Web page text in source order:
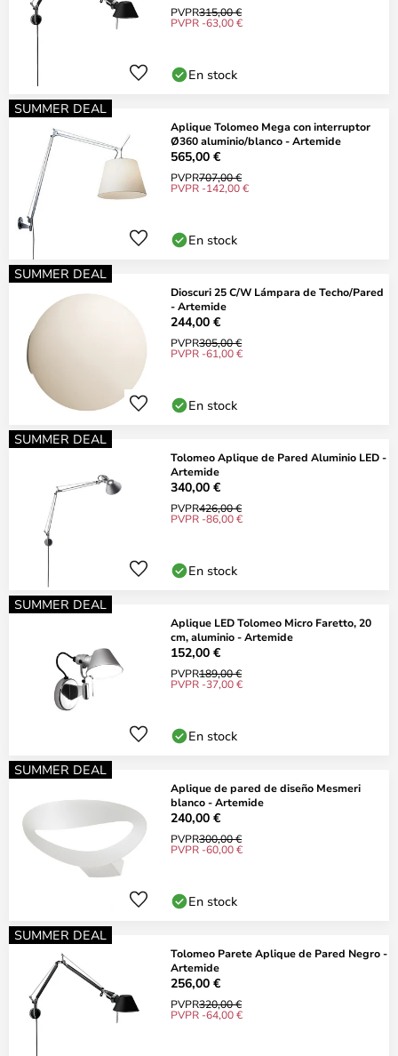
PVPR315,00 €
PVPR -63,00 €
En stock
SUMMER DEAL
Aplique Tolomeo Mega con interruptor
Ø360 aluminio/blanco - Artemide
565,00 €
PVPR707,00 €
PVPR -142,00 €
En stock
SUMMER DEAL
Dioscuri 25 C/W Lámpara de Techo/Pared
- Artemide
244,00 €
PVPR305,00 €
PVPR -61,00 €
En stock
SUMMER DEAL
Tolomeo Aplique de Pared Aluminio LED -
Artemide
340,00 €
PVPR426,00 €
PVPR -86,00 €
En stock
SUMMER DEAL
Aplique LED Tolomeo Micro Faretto, 20
cm, aluminio - Artemide
152,00 €
PVPR189,00 €
PVPR -37,00 €
En stock
SUMMER DEAL
Aplique de pared de diseño Mesmeri
blanco - Artemide
240,00 €
PVPR300,00 €
PVPR -60,00 €
En stock
SUMMER DEAL
Tolomeo Parete Aplique de Pared Negro -
Artemide
256,00 €
PVPR320,00 €
PVPR -64,00 €